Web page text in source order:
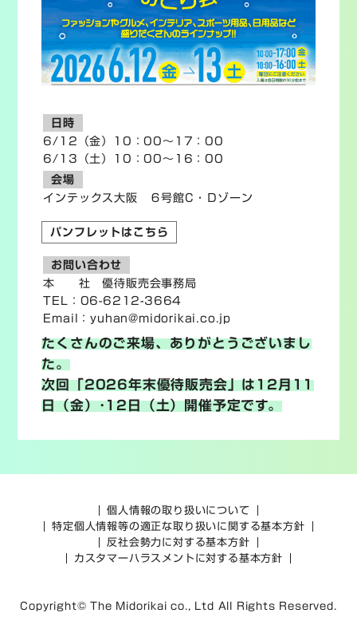
日時
6/12（金）10：00～17：00
6/13（土）10：00～16：00
会場
インテックス大阪 ６号館C・Ｄゾーン
パンフレットはこちら
お問い合わせ
本 社 優待販売会事務局
TEL：06-6212-3664
Email：yuhan@midorikai.co.jp
たくさんのご来場、ありがとうございまし
た。
次回「2026年末優待販売会」は12月11
日（金）･12日（土）開催予定です。
個人情報の取り扱いについて
特定個人情報等の適正な取り扱いに関する基本方針
反社会勢力に対する基本方針
カスタマーハラスメントに対する基本方針
Copyright© The Midorikai co., Ltd All Rights Reserved.